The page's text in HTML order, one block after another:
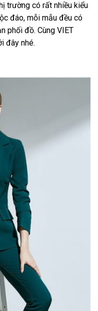
trường có rất nhiều kiểu
đáo, mỗi mẫu đều có
phối đồ. Cùng VIET
đây nhé.